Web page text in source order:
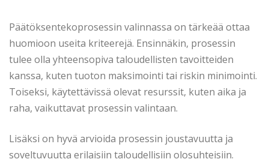
Päätöksentekoprosessin valinnassa on tärkeää ottaa
huomioon useita kriteerejä. Ensinnäkin, prosessin
tulee olla yhteensopiva taloudellisten tavoitteiden
kanssa, kuten tuoton maksimointi tai riskin minimointi.
Toiseksi, käytettävissä olevat resurssit, kuten aika ja
raha, vaikuttavat prosessin valintaan.
Lisäksi on hyvä arvioida prosessin joustavuutta ja
soveltuvuutta erilaisiin taloudellisiin olosuhteisiin.